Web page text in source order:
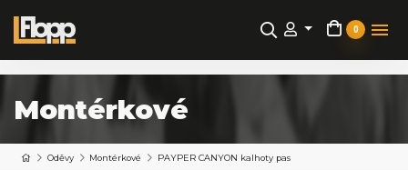
0
Montérkové
Oděvy Montérkové PAYPER CANYON kalhoty pas